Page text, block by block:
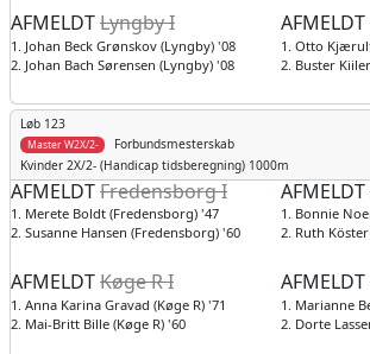
AFMELDTLyngby I
1. Johan Beck Grønskov (Lyngby) '08
2. Johan Bach Sørensen (Lyngby) '08
AFMELDT
1. Otto
2. Buster
Løb 123
Forbundsmesterskab
Master W2X/2-
Kvinder 2X/2- (Handicap tidsberegning) 1000m
AFMELDTFredensborg I
1. Merete Boldt (Fredensborg) '47
2. Susanne Hansen (Fredensborg) '60
AFMELDT
1. Bonnie
2. Ruth
AFMELDTKøge R I
1. Anna Karina Gravad (Køge R) '71
2. Mai-Britt Bille (Køge R) '60
AFMELDT
1. Marianne
2. Dorte